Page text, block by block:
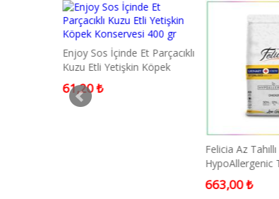
Enjoy Sos İçinde Et Parçacıklı
Kuzu Etli Yetişkin Köpek
Konservesi 400 gr
61,20 ₺
Felicia Az Tahıllı
HypoAllergenic
Kısırlaştırılmış
Kedi Maması 2
663,00 ₺